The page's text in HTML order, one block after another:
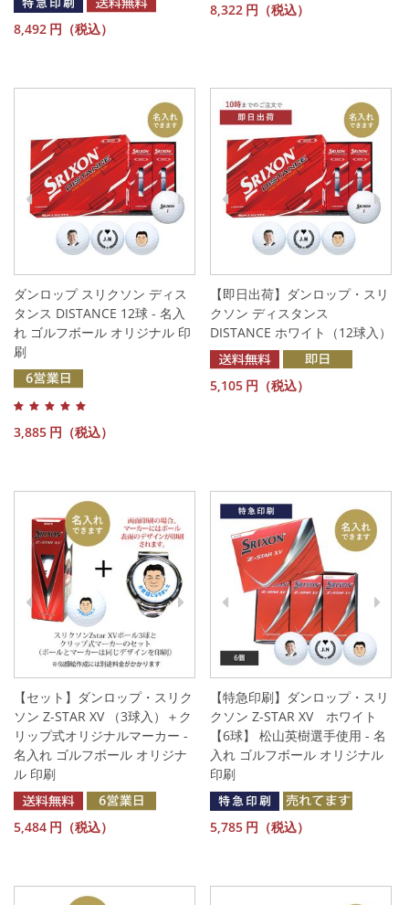
8,492 円（税込）
8,322 円（税込）
ダンロップ スリクソン ディス
タンス DISTANCE 12球 - 名入
れ ゴルフボール オリジナル 印
刷
3,885 円（税込）
【即日出荷】ダンロップ・スリ
クソン ディスタンス
DISTANCE ホワイト（12球入）
5,105 円（税込）
【セット】ダンロップ・スリク
ソン Z-STAR XV （3球入）＋ク
リップ式オリジナルマーカー -
名入れ ゴルフボール オリジナ
ル 印刷
5,484 円（税込）
【特急印刷】ダンロップ・スリ
クソン Z-STAR XV ホワイト
【6球】 松山英樹選手使用 - 名
入れ ゴルフボール オリジナル
印刷
5,785 円（税込）